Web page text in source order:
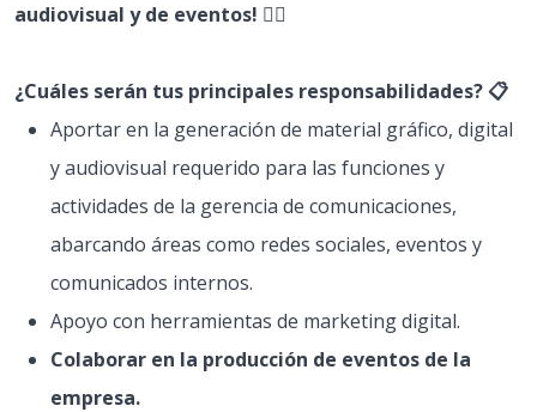
audiovisual y de eventos! 👩‍⚖️
¿Cuáles serán tus principales responsabilidades? 📋
Aportar en la generación de material gráfico, digital
y audiovisual requerido para las funciones y
actividades de la gerencia de comunicaciones,
abarcando áreas como redes sociales, eventos y
comunicados internos.
Apoyo con herramientas de marketing digital.
Colaborar en la producción de eventos de la
empresa.